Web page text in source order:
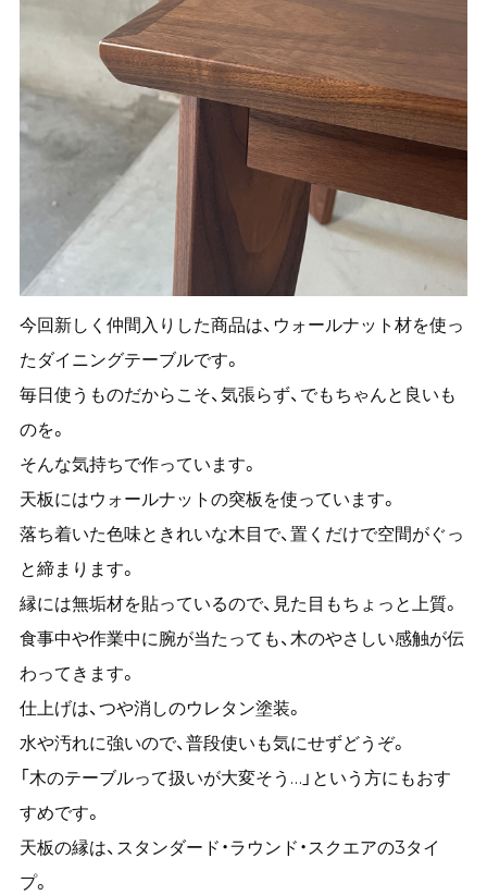
今回新しく仲間入りした商品は、ウォールナット材を使っ
たダイニングテーブルです。
毎日使うものだからこそ、気張らず、でもちゃんと良いも
のを。
そんな気持ちで作っています。
天板にはウォールナットの突板を使っています。
落ち着いた色味ときれいな木目で、置くだけで空間がぐっ
と締まります。
縁には無垢材を貼っているので、見た目もちょっと上質。
食事中や作業中に腕が当たっても、木のやさしい感触が伝
わってきます。
仕上げは、つや消しのウレタン塗装。
水や汚れに強いので、普段使いも気にせずどうぞ。
「木のテーブルって扱いが大変そう…」という方にもおす
すめです。
天板の縁は、スタンダード・ラウンド・スクエアの3タイ
プ。